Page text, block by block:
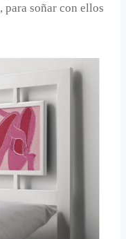
, para soñar con ellos